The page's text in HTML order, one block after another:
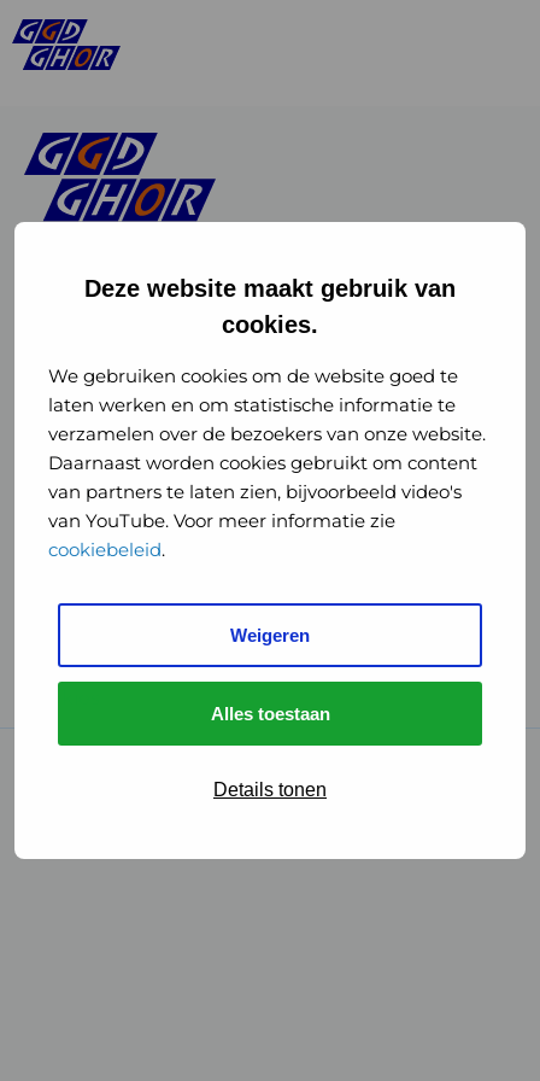
Deze website maakt gebruik van
cookies.
We gebruiken cookies om de website goed te
laten werken en om statistische informatie te
verzamelen over de bezoekers van onze website.
Daarnaast worden cookies gebruikt om content
van partners te laten zien, bijvoorbeeld video's
van YouTube. Voor meer informatie zie
cookiebeleid.
Weigeren
Alles toestaan
Details tonen
of
GGD
GHOR
Nederland
Instagram
of
GGD
GHOR
Nederland
GGD Reizen op social media
GGD Reizen
GGD Reisvaccinaties